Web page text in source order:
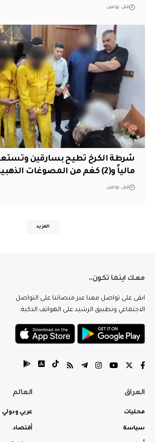
قبل يومين
شرطة الكرخ تطيح بسارقين
مالياً و(2) كغم من المصوغات الذهبية
قبل يومين
المزيد
معك اينما تكون..
ابقى على تواصل معنا عبر منصاتنا على التواصل
الاجتماعي وتطبيق الرشيد على الهواتف الذكية.
العراق
محليات
سياسة
العالم
عربي ودولي
أقتصاد